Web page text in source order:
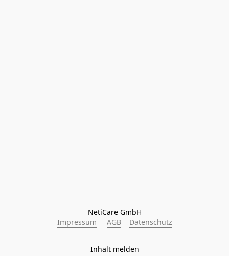
NetiCare GmbH
Impressum
AGB Datenschutz
Inhalt melden